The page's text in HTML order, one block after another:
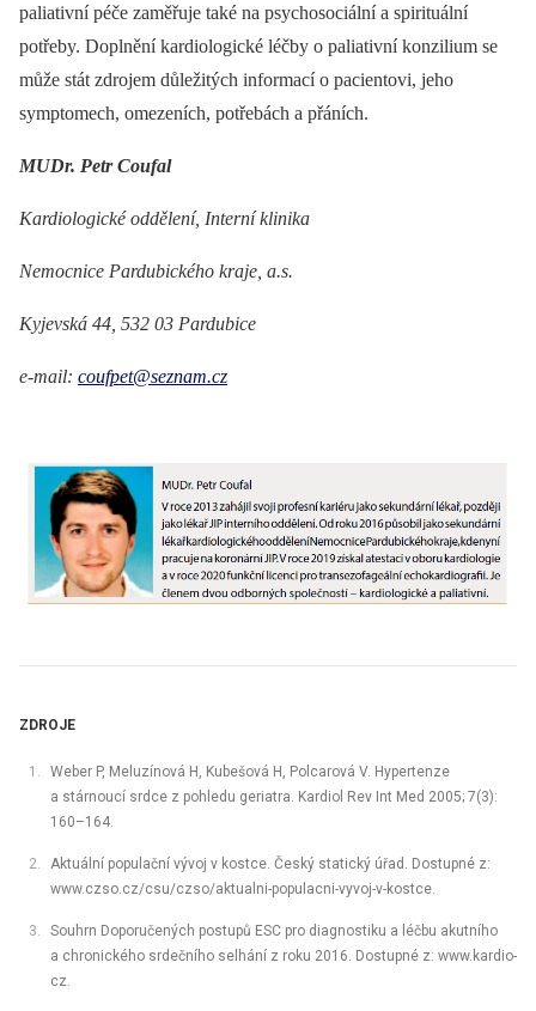
paliativní péče zaměřuje také na psychosociální a spirituální
potřeby. Doplnění kardiologické léčby o paliativní konzilium se
může stát zdrojem důležitých informací o pacientovi, jeho
symptomech, omezeních, potřebách a přáních.
MUDr. Petr Coufal
Kardiologické oddělení, Interní klinika
Nemocnice Pardubického kraje, a.s.
Kyjevská 44, 532 03 Pardubice
e-mail: coufpet@seznam.cz
ZDROJE
Weber P, Meluzínová H, Kubešová H, Polcarová V. Hypertenze
a stárnoucí srdce z pohledu geriatra. Kardiol Rev Int Med 2005; 7(3):
160–164.
Aktuální populační vývoj v kostce. Český statický úřad. Dostupné z:
www.czso.cz/csu/czso/aktualni-populacni-vyvoj-v-kostce.
Souhrn Doporučených postupů ESC pro diagnostiku a léčbu akutního
a chronického srdečního selhání z roku 2016. Dostupné z: www.kardio-
cz.